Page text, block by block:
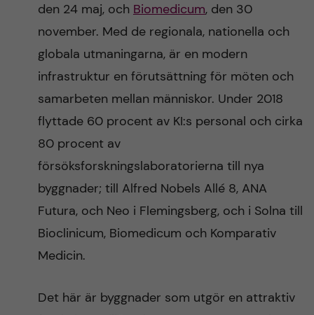
den 24 maj, och Biomedicum, den 30
november. Med de regionala, nationella och
globala utmaningarna, är en modern
infrastruktur en förutsättning för möten och
samarbeten mellan människor. Under 2018
flyttade 60 procent av KI:s personal och cirka
80 procent av
försöksforskningslaboratorierna till nya
byggnader; till Alfred Nobels Allé 8, ANA
Futura, och Neo i Flemingsberg, och i Solna till
Bioclinicum, Biomedicum och Komparativ
Medicin.
Det här är byggnader som utgör en attraktiv